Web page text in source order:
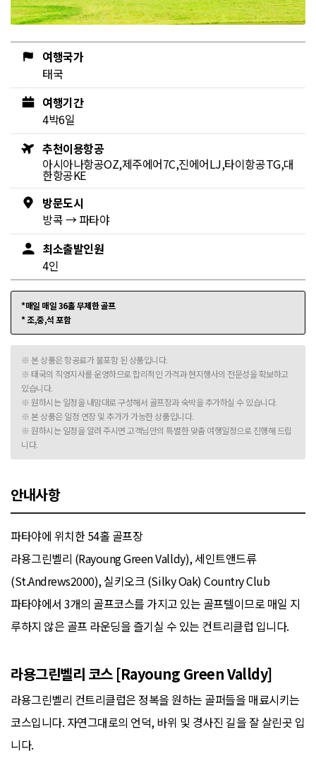
여행국가
태국
여행기간
4박6일
추천이용항공
아시아나항공OZ,제주에어7C,진에어LJ,타이항공TG,대
한항공KE
방문도시
방콕→파타야
최소출발인원
4인
*매일 매일 36홀 무제한 골프
* 조,중,석 포함
※ 본 상품은 항공료가 불포함 된 상품입니다.
※ 태국의 직영지사를 운영하므로 합리적인 가격과 현지행사의 전문성을 확보하고
있습니다.
※ 원하시는 일정을 내맘대로 구성해서 골프장과 숙박을 추가하실 수 있습니다.
※ 본 상품은 일정 연장 및 추가가 가능한 상품입니다.
※ 원하시는 일정을 알려 주시면 고객님만의 특별한 맞춤 여행일정으로 진행해 드립
니다.
안내사항
파타야에 위치한 54홀 골프장
라용그린벨리 (Rayoung Green Valldy), 세인트앤드류
(St.Andrews2000), 실키오크 (Silky Oak) Country Club
파타야에서 3개의 골프코스를 가지고 있는 골프텔이므로 매일 지
루하지 않은 골프 라운딩을 즐기실 수 있는 컨트리클럽 입니다.
라용그린벨리 코스 [Rayoung Green Valldy]
라용그린벨리 컨트리클럽은 정복을 원하는 골퍼들을 매료시키는
코스입니다. 자연그대로의 언덕, 바위 및 경사진 길을 잘 살린곳 입
니다.